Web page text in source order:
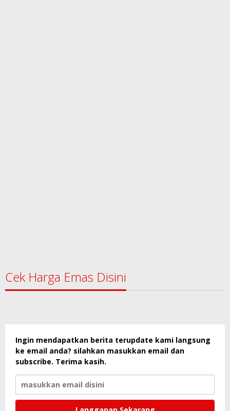
Cek Harga Emas Disini
Ingin mendapatkan berita terupdate kami langsung
ke email anda? silahkan masukkan email dan
subscribe. Terima kasih.